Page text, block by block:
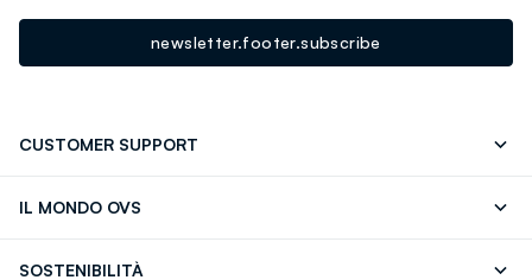
newsletter.footer.subscribe
CUSTOMER SUPPORT
IL MONDO OVS
SOSTENIBILITÀ